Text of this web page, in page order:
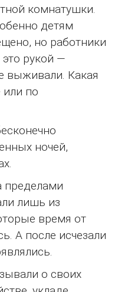
комнатушки.
детям
но работники
рукой —
выживали. Какая
или по
ночей,
пределами
лишь из
время от
А после исчезали
о своих